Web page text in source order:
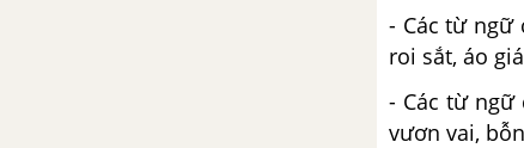
- Các từ ngữ
roi sắt, áo
- Các từ ngữ
vươn vai,